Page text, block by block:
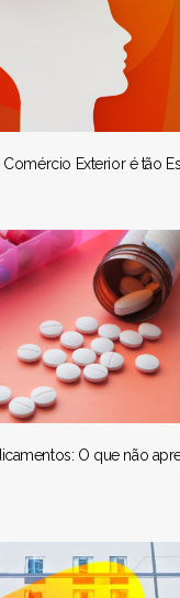
Exterior é tão
O que não